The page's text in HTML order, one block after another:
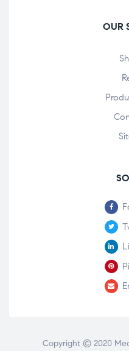
OUR
Copyright © 2020